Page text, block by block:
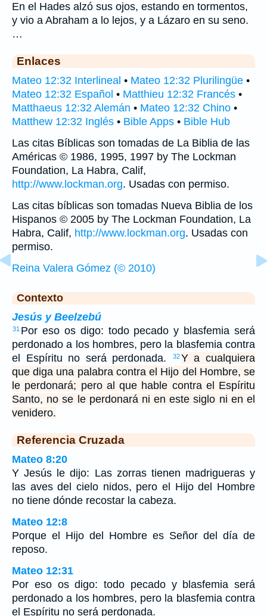
En el Hades alzó sus ojos, estando en tormentos,
y vio a Abraham a lo lejos, y a Lázaro en su seno.
…
Enlaces
Mateo 12:32 Interlineal • Mateo 12:32 Plurilingüe •
Mateo 12:32 Español • Matthieu 12:32 Francés •
Matthaeus 12:32 Alemán • Mateo 12:32 Chino •
Matthew 12:32 Inglés • Bible Apps • Bible Hub
Las citas Bíblicas son tomadas de La Biblia de las
Américas © 1986, 1995, 1997 by The Lockman
Foundation, La Habra, Calif,
http://www.lockman.org. Usadas con permiso.
Las citas bíblicas son tomadas Nueva Biblia de los
Hispanos © 2005 by The Lockman Foundation, La
Habra, Calif, http://www.lockman.org. Usadas con
permiso.
Reina Valera Gómez (© 2010)
Contexto
Jesús y Beelzebú
31 Por eso os digo: todo pecado y blasfemia será
perdonado a los hombres, pero la blasfemia contra
el Espíritu no será perdonada.
32Y a cualquiera
que diga una palabra contra el Hijo del Hombre, se
le perdonará; pero al que hable contra el Espíritu
Santo, no se le perdonará ni en este siglo ni en el
venidero.
Referencia Cruzada
Mateo 8:20
Y Jesús le dijo: Las zorras tienen madrigueras y
las aves del cielo nidos, pero el Hijo del Hombre
no tiene dónde recostar la cabeza.
Mateo 12:8
Porque el Hijo del Hombre es Señor del día de
reposo.
Mateo 12:31
Por eso os digo: todo pecado y blasfemia será
perdonado a los hombres, pero la blasfemia contra
el Espíritu no será perdonada.